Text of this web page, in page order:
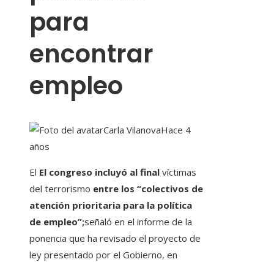
para
encontrar
empleo
Carla VilanovaHace 4
años
El El congreso incluyó al final víctimas
del terrorismo entre los “colectivos de
atención prioritaria para la política
de empleo”;señaló en el informe de la
ponencia que ha revisado el proyecto de
ley presentado por el Gobierno, en